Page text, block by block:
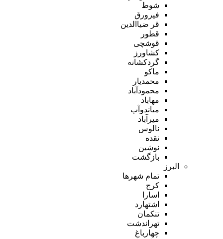
شوط
فیرورق
قر ضیاالدین
قطور
قوشچی
کشاورز
گردکشانه
ماکو
محمدیار
محمودآباد
مهاباد
میاندوآب
میرآباد
نالوس
نقده
نوشین
بازگشت
البرز
تمام شهر‌ها
کرج
اسارا
اشتهارد
تنکمان
تهراندشت
چهارباغ